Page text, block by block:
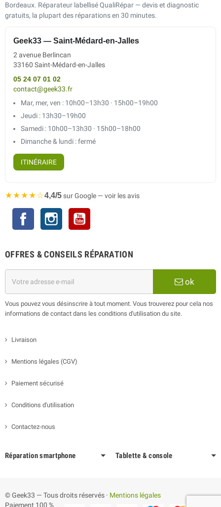
Bordeaux. Réparateur labellisé QualiRépar — devis et diagnostic
gratuits, la plupart des réparations en 30 minutes.
Geek33 — Saint-Médard-en-Jalles
2 avenue Berlincan
33160 Saint-Médard-en-Jalles
05 24 07 01 02
contact@geek33.fr
Mar, mer, ven : 10h00–13h30 · 15h00–19h00
Jeudi : 13h30–19h00
Samedi : 10h00–13h30 · 15h00–18h00
Dimanche & lundi : fermé
ITINÉRAIRE
★★★★☆4,4/5sur Google — voir les avis
Facebook Instagram
OFFRES & CONSEILS RÉPARATION
ok
Vous pouvez vous désinscrire à tout moment. Vous trouverez pour cela nos
informations de contact dans les conditions d'utilisation du site.
Livraison
Mentions légales (CGV)
Paiement sécurisé
Conditions d'utilisation
Contactez-nous
Réparation smartphone Tablette & console
© Geek33 — Tous droits réservés · Mentions légales
Paiement 100 %